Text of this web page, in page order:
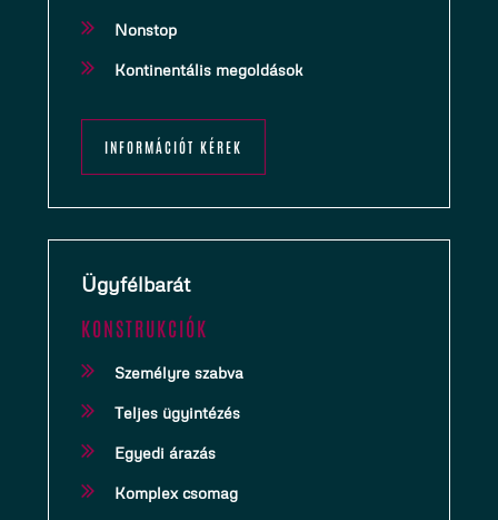
Nonstop
Kontinentális megoldások
INFORMÁCIÓT KÉREK
Ügyfélbarát
KONSTRUKCIÓK
Személyre szabva
Teljes ügyintézés
Egyedi árazás
Komplex csomag